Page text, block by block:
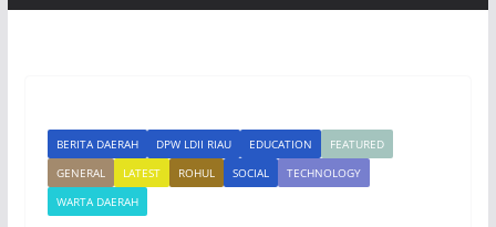
BERITA DAERAH DPW LDII RIAU EDUCATION
FEATURED
GENERAL
LATEST ROHUL SOCIAL
TECHNOLOGY
WARTA DAERAH